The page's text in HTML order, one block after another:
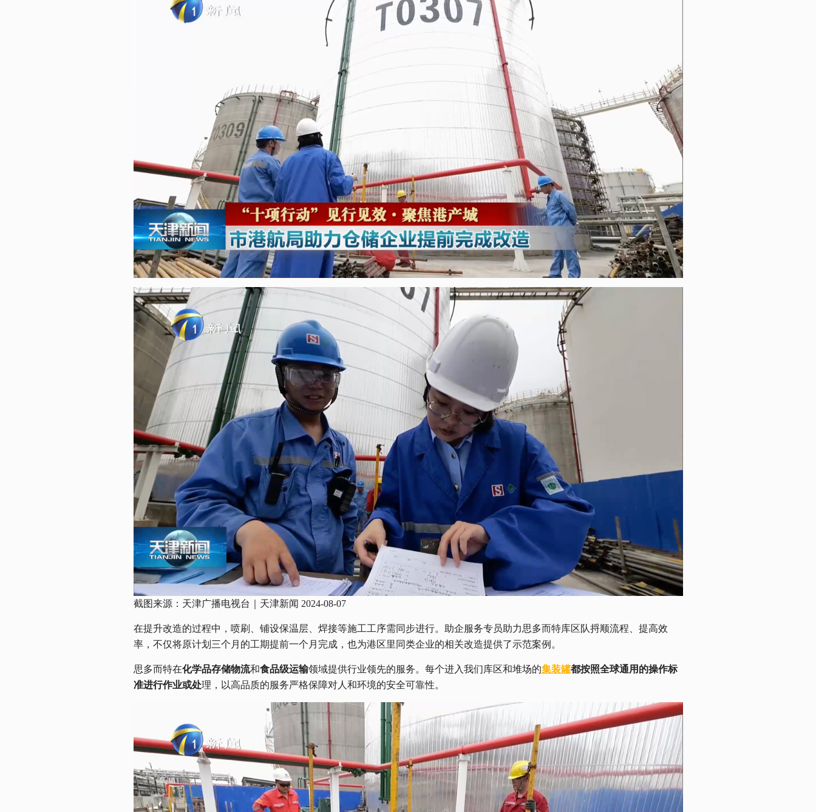
截图来源：天津广播电视台｜天津新闻 2024-08-07
在提升改造的过程中，喷刷、铺设保温层、焊接等施工工序需同步进行。助企服务专员助力思多而特库区队捋顺流程、提高效
率，不仅将原计划三个月的工期提前一个月完成，也为港区里同类企业的相关改造提供了示范案例。
思多而特在化学品存储物流和食品级运输领域提供行业领先的服务。每个进入我们库区和堆场的集装罐都按照全球通用的操作标
准进行作业或处理，以高品质的服务严格保障对人和环境的安全可靠性。